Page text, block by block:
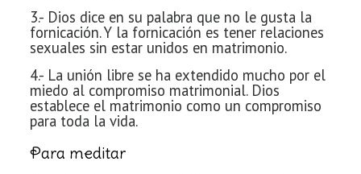
3.- Dios dice en su palabra que no le gusta la
fornicación. Y la fornicación es tener relaciones
sexuales sin estar unidos en matrimonio.
4.- La unión libre se ha extendido mucho por el
miedo al compromiso matrimonial. Dios
establece el matrimonio como un compromiso
para toda la vida.
Para meditar